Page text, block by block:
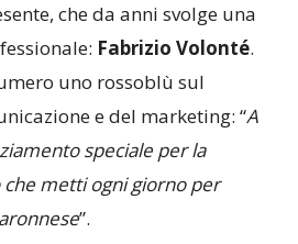
personalmente una
che da anni svolge una
Fabrizio Volonté
uno rossoblù sul
e del marketing: “
speciale per la
metti ogni giorno per